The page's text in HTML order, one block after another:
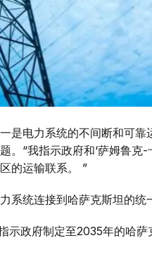
是电力系统的不间断和可
。“我指示政府和‘萨姆鲁克
的运输联系。 ”
系统连接到哈萨克斯坦的统
政府制定至2035年的哈萨